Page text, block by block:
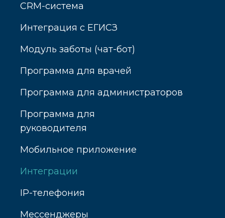
CRM-система
Интеграция с ЕГИСЗ
Модуль заботы (чат-бот)
Программа для врачей
Программа для администраторов
Программа для
руководителя
Мобильное приложение
Интеграции
IP-телефония
Мессенджеры